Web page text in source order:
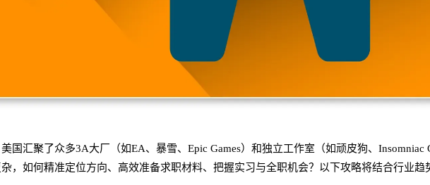
国汇聚了众多3A大厂（如EA、暴雪、Epic Games）和独立工作室（如顽皮狗、
，如何精准定位方向、高效准备求职材料、把握实习与全职机会？以下攻略将结合行业